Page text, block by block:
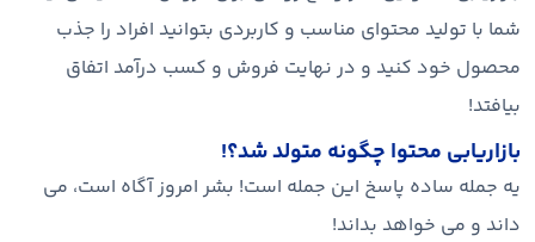
شما با تولید محتوای مناسب و کاربردی بتوانید افراد را جذب
محصول خود کنید و در نهایت فروش و کسب درآمد اتفاق
بیافتد!
بازاریابی محتوا چگونه متولد شد؟!
یه جمله ساده پاسخ این جمله است! بشر امروز آگاه است، می
داند و می خواهد بداند!